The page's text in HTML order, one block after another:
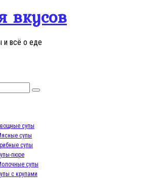
вкусов
и всё о еде
супы
супы
супы
пюре
супы
с крупами